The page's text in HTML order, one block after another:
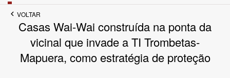
VOLTAR
Casas Wai-Wai construída na ponta da
vicinal que invade a TI Trombetas-
Mapuera, como estratégia de proteção